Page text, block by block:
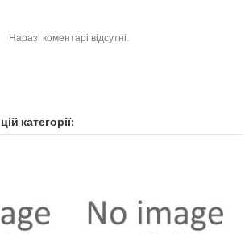
Наразі коментарі відсутні.
категорії: